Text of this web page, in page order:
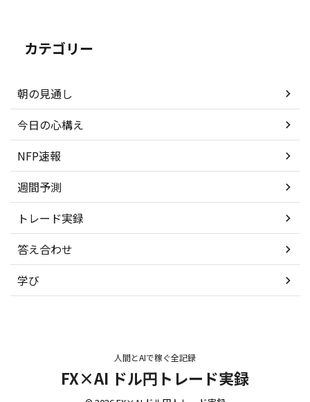
カテゴリー
朝の見通し
今日の心構え
NFP速報
週間予測
トレード実録
答え合わせ
学び
人間とAIで稼ぐ全記録
FX×AI ドル円トレード実録